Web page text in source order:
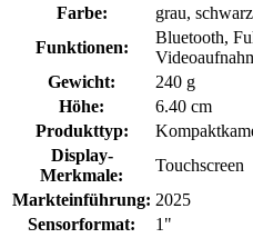
Farbe:
grau, schwarz
Funktionen:
Bluetooth,
Gewicht:
240 g
Höhe:
6.40 cm
Produkttyp:
Display-
Merkmale:
Touchscreen
Markteinführung: 2025
Sensorformat:
1"